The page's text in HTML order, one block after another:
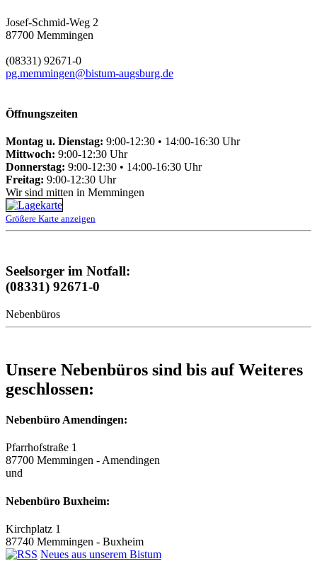
Josef-Schmid-Weg 2
87700 Memmingen
(08331) 92671-0
pg.memmingen@bistum-augsburg.de
Öffnungszeiten
Montag u. Dienstag: 9:00-12:30 • 14:00-16:30 Uhr
Mittwoch: 9:00-12:30 Uhr
Donnerstag: 9:00-12:30 • 14:00-16:30 Uhr
Freitag: 9:00-12:30 Uhr
Wir sind mitten in Memmingen
Größere Karte anzeigen
Seelsorger im Notfall:
(08331) 92671-0
Nebenbüros
Unsere Nebenbüros sind bis auf Weiteres
geschlossen:
Nebenbüro Amendingen:
Pfarrhofstraße 1
87700 Memmingen - Amendingen
und
Nebenbüro Buxheim:
Kirchplatz 1
87740 Memmingen - Buxheim
Neues aus unserem Bistum